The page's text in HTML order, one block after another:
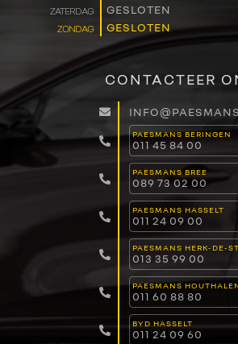
ZATERDAG GESLOTEN
ZONDAG GESLOTEN
CONTACTEER
PAESMANS BERINGEN
011 45 84 00
PAESMANS BREE
089 73 02 00
PAESMANS HASSELT
011 24 09 00
PAESMANS HERK-DE-
013 35 99 00
PAESMANS
011 60 88 80
BYD HASSELT
011 24 09 60